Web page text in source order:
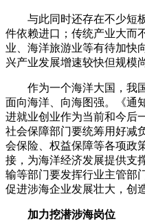
与此同时还存在不少短板
件依赖进口；传统产业大而
业、海洋旅游业等有待加快
兴产业发展增速较快但规模
作为一个海洋大国，我国
面向海洋、向海图强。《通
进就业创业作为当前和今后
社会保障部门要统筹用好减
会保险、权益保障等各项政
接，为海洋经济发展提供支
输等部门要发挥行业主管部
促进涉海企业发展壮大，创
加力挖潜涉海岗位